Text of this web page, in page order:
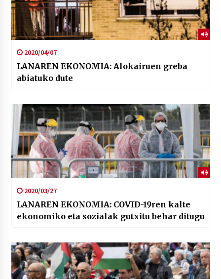
2020/04/07
LANAREN EKONOMIA: Alokairuen greba
abiatuko dute
2020/03/27
LANAREN EKONOMIA: COVID-19ren kalte
ekonomiko eta sozialak gutxitu behar ditugu